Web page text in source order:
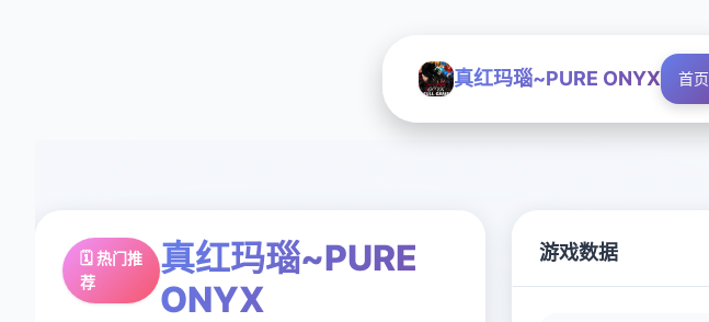
真红玛瑙~PURE ONYX 首页
🗓️ 热门推
荐
真红玛瑙~PURE
ONYX
游戏数据